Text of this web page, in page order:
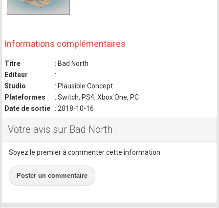
Informations complémentaires
Titre
: Bad North
Editeur
:
Studio
: Plausible Concept
Plateformes
: Switch, PS4, Xbox One, PC
Date de sortie
: 2018-10-16
Votre avis sur Bad North
Soyez le premier à commenter cette information.
Poster un commentaire